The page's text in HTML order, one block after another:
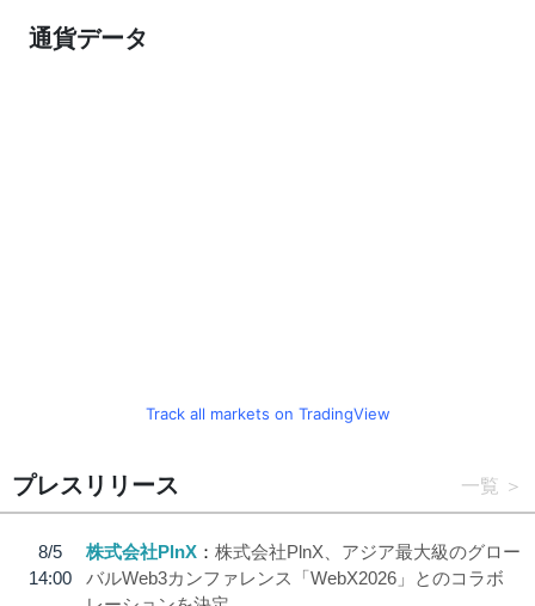
通貨データ
Track all markets on TradingView
プレスリリース 一覧
8/5
14:00
株式会社PlnX
株式会社PlnX、アジア最大級のグロー
バルWeb3カンファレンス「WebX2026」とのコラボ